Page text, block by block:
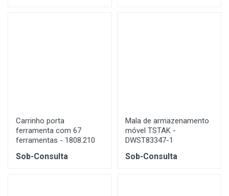
Carrinho porta
ferramenta com 67
ferramentas - 1808.210
Sob-Consulta
Mala de armazenamento
móvel TSTAK -
DWST83347-1
Sob-Consulta